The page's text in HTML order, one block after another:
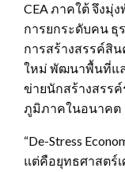
CEA ภาคใต้ จึงมุ่
การยกระดับคน ธุ
การสร้างสรรค์สิ
ใหม่ พัฒนาพื้นที่แล
ข่ายนักสร้างสรร
ภูมิภาคในอนาคต
“De-Stress
แต่คือยุทธศาสตร์